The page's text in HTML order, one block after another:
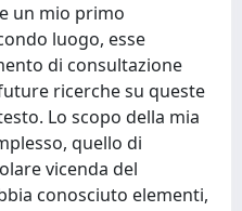
un mio primo
luogo, esse
di consultazione
ricerche su queste
Lo scopo della mia
quello di
vicenda del
conosciuto elementi,